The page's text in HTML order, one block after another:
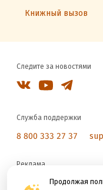
Продолжая
Книжный вызов
Следите за новостями
Служба поддержки
8 800 333 27 37
Реклама
reklama@litres.ru